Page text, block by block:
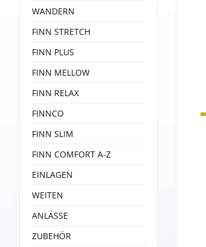
WANDERN
FINN STRETCH
FINN PLUS
FINN MELLOW
FINN RELAX
FINNCO
FINN SLIM
FINN COMFORT A-Z
EINLAGEN
WEITEN
ANLÄSSE
ZUBEHÖR